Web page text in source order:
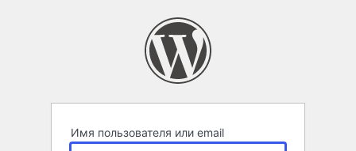
Имя пользователя или email